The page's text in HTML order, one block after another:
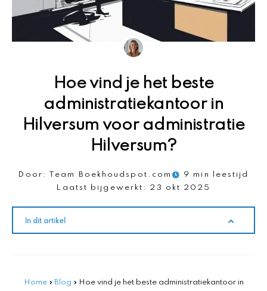
Hoe vind je het beste
administratiekantoor in
Hilversum voor administratie
Hilversum?
Door: Team Boekhoudspot.com
9 min leestijd
Laatst bijgewerkt:
23 okt 2025
In dit artikel
Home » Blog » Hoe vind je het beste administratiekantoor in